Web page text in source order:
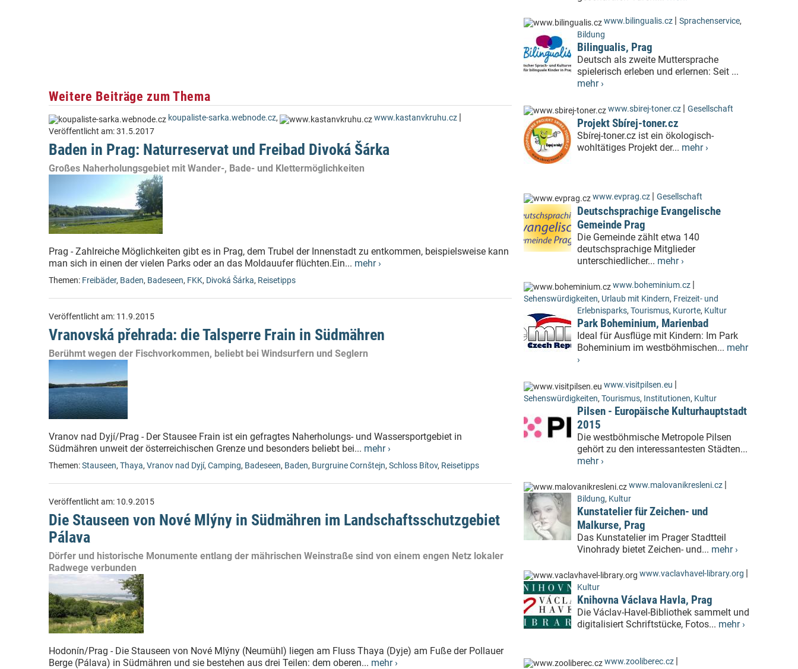
Weitere Beiträge zum Thema
koupaliste-sarka.webnode.cz, www.kastanvkruhu.cz |
Veröffentlicht am:31.5.2017
Baden in Prag: Naturreservat und Freibad Divoká Šárka
Großes Naherholungsgebiet mit Wander-, Bade- und Klettermöglichkeiten
Prag - Zahlreiche Möglichkeiten gibt es in Prag, dem Trubel der Innenstadt zu entkommen, beispielsweise kann
man sich in einen der vielen Parks oder an das Moldauufer flüchten.Ein... mehr ›
Themen: Freibäder, Baden, Badeseen, FKK, Divoká Šárka, Reisetipps
Veröffentlicht am: 11.9.2015
Vranovská přehrada: die Talsperre Frain in Südmähren
Berühmt wegen der Fischvorkommen, beliebt bei Windsurfern und Seglern
Vranov nad Dyjí/Prag - Der Stausee Frain ist ein gefragtes Naherholungs- und Wassersportgebiet in
Südmähren unweit der österreichischen Grenze und besonders beliebt bei... mehr ›
Themen:Stauseen, Thaya, Vranov nad Dyjí, Camping, Badeseen, Baden, Burgruine Cornštejn, Schloss Bítov, Reisetipps
Veröffentlicht am: 10.9.2015
Die Stauseen von Nové Mlýny in Südmähren im Landschaftsschutzgebiet
Pálava
Dörfer und historische Monumente entlang der mährischen Weinstraße sind von einem engen Netz lokaler
Radwege verbunden
Hodonín/Prag - Die Stauseen von Nové Mlýny (Neumühl) liegen am Fluss Thaya (Dyje) am Fuße der Pollauer
Berge (Pálava) in Südmähren und sie bestehen aus drei Teilen: dem oberen... mehr ›
www.bilingualis.cz | Sprachenservice,
Bildung
Bilingualis, Prag
Deutsch als zweite Muttersprache
spielerisch erleben und erlernen: Seit ...
mehr ›
www.sbirej-toner.cz | Gesellschaft
Projekt Sbírej-toner.cz
Sbírej-toner.cz ist ein ökologisch-
wohltätiges Projekt der... mehr ›
www.evprag.cz | Gesellschaft
Deutschsprachige Evangelische
Gemeinde Prag
Die Gemeinde zählt etwa 140
deutschsprachige Mitglieder
unterschiedlicher... mehr ›
www.boheminium.cz |
Sehenswürdigkeiten, Urlaub mit Kindern, Freizeit- und
Erlebnisparks, Tourismus, Kurorte, Kultur
Park Boheminium, Marienbad
Ideal für Ausflüge mit Kindern: Im Park
Boheminium im westböhmischen... mehr
›
www.visitpilsen.eu |
Sehenswürdigkeiten, Tourismus, Institutionen, Kultur
Pilsen - Europäische Kulturhauptstadt
2015
Die westböhmische Metropole Pilsen
gehört zu den interessantesten Städten...
mehr ›
www.malovanikresleni.cz |
Bildung, Kultur
Kunstatelier für Zeichen- und
Malkurse, Prag
Das Kunstatelier im Prager Stadtteil
Vinohrady bietet Zeichen- und... mehr ›
www.vaclavhavel-library.org |
Kultur
Knihovna Václava Havla, Prag
Die Václav-Havel-Bibliothek sammelt und
digitalisiert Schriftstücke, Fotos... mehr ›
www.zooliberec.cz |